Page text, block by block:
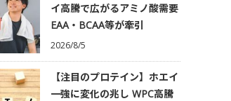
イ高騰で広がるアミノ酸需要
EAA・BCAA等が牽引
2026/8/5
【注目のプロテイン】ホエイ
一強に変化の兆し WPC高騰